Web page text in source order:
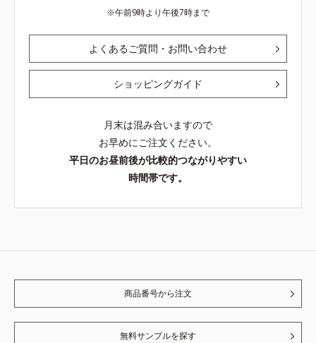
午前9時より午後7時まで
よくあるご質問・お問い合わせ
ショッピングガイド
月末は混み合いますので
お早めにご注文ください。
平日のお昼前後が比較的つながりやすい
時間帯です。
商品番号から注文
無料サンプルを探す